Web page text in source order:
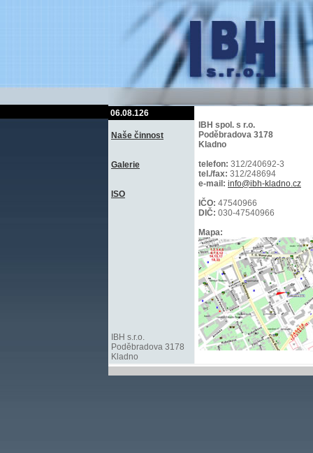
06.08.126
Naše činnost
Galerie
ISO
IBH spol. s r.o.
Poděbradova 3178
Kladno
telefon: 312/240692-3
tel./fax: 312/248694
e-mail: info@ibh-kladno.cz
IČO: 47540966
DIČ: 030-47540966
Mapa:
IBH s.r.o.
Poděbradova 3178
Kladno